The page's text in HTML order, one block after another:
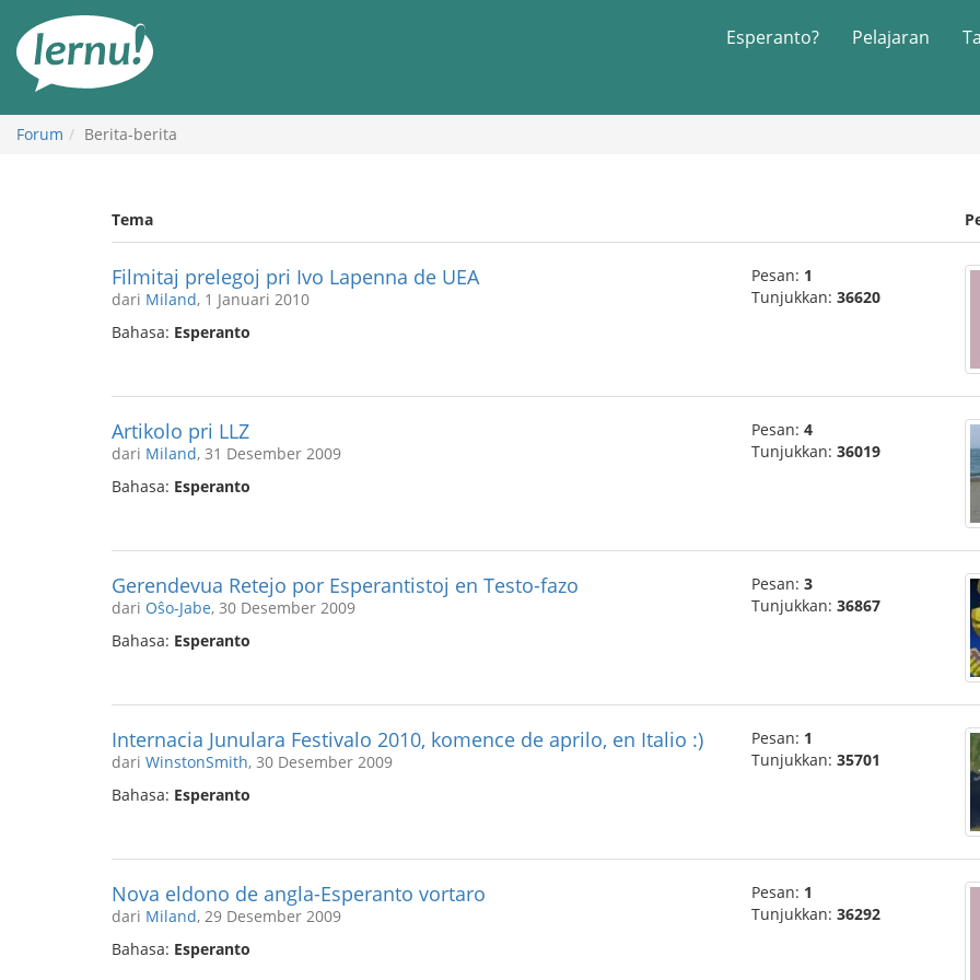
daftar
Esperanto? Pelajaran
Forum Berita-berita
Tema
Filmitaj prelegoj pri Ivo Lapenna de UEA
dari Miland, 1 Januari 2010
Bahasa: Esperanto
Pesan: 1
Tunjukkan: 36620
Artikolo pri LLZ
dari Miland, 31 Desember 2009
Bahasa: Esperanto
Pesan: 4
Tunjukkan: 36019
Gerendevua Retejo por Esperantistoj en Testo-fazo
dari Oŝo-Jabe, 30 Desember 2009
Bahasa: Esperanto
Pesan: 3
Tunjukkan: 36867
Internacia Junulara Festivalo 2010, komence de aprilo, en Italio :)
dari WinstonSmith, 30 Desember 2009
Bahasa: Esperanto
Pesan: 1
Tunjukkan: 35701
Nova eldono de angla-Esperanto vortaro
dari Miland, 29 Desember 2009
Bahasa: Esperanto
Pesan: 1
Tunjukkan: 36292